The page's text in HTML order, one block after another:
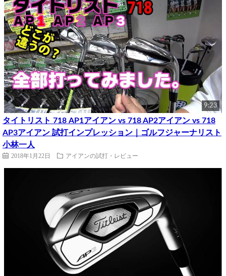
9:23
タイトリスト 718 AP1アイアン vs 718 AP2アイアン vs 718
AP3アイアン 試打インプレッション｜ゴルフジャーナリスト
小林一人
2018年1月22日 アイアンの試打・レビュー